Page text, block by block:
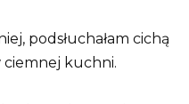
podsłuchałam cichą
ciemnej kuchni.